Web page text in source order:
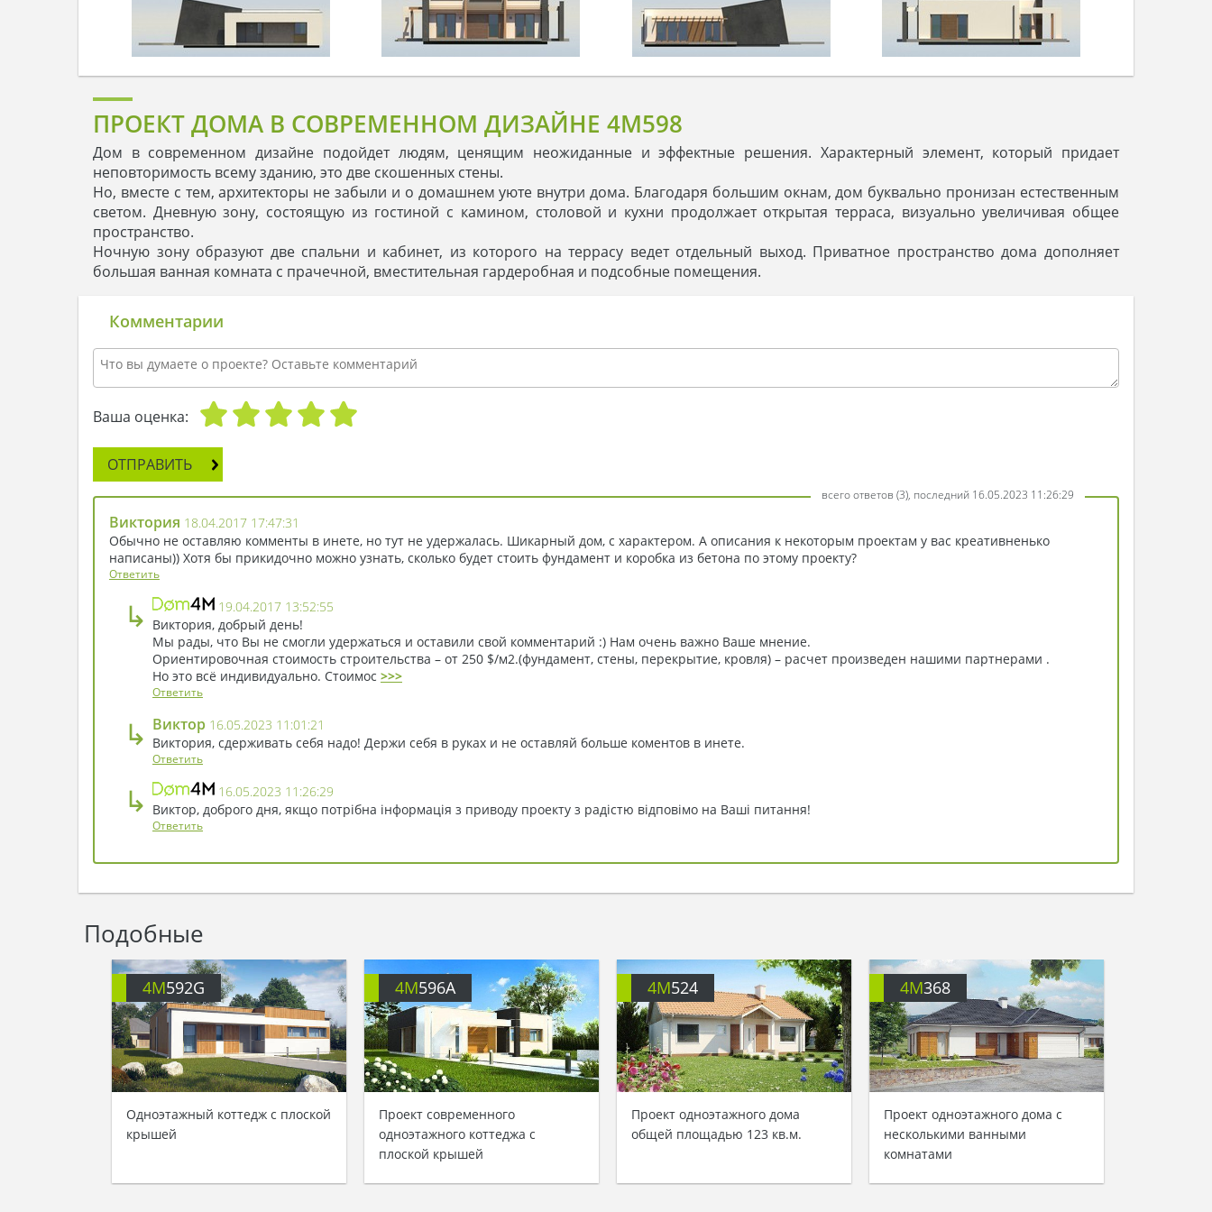
ПРОЕКТ ДОМА В СОВРЕМЕННОМ ДИЗАЙНЕ 4M598
Дом в современном дизайне подойдет людям, ценящим неожиданные и эффектные решения. Характерный элемент, который придает
неповторимость всему зданию, это две скошенных стены.
Но, вместе с тем, архитекторы не забыли и о домашнем уюте внутри дома. Благодаря большим окнам, дом буквально пронизан естественным
светом. Дневную зону, состоящую из гостиной с камином, столовой и кухни продолжает открытая терраса, визуально увеличивая общее
пространство.
Ночную зону образуют две спальни и кабинет, из которого на террасу ведет отдельный выход. Приватное пространство дома дополняет
большая ванная комната с прачечной, вместительная гардеробная и подсобные помещения.
Комментарии
Ваша оценка:
ОТПРАВИТЬ
всего ответов (3), последний 16.05.2023 11:26:29
Виктория 18.04.2017 17:47:31
Обычно не оставляю комменты в инете, но тут не удержалась. Шикарный дом, с характером. А описания к некоторым проектам у вас креативненько
написаны)) Хотя бы прикидочно можно узнать, сколько будет стоить фундамент и коробка из бетона по этому проекту?
Ответить
↳
19.04.2017 13:52:55
Виктория, добрый день!
Мы рады, что Вы не смогли удержаться и оставили свой комментарий :) Нам очень важно Ваше мнение.
Ориентировочная стоимость строительства – от 250 $/м2.(фундамент, стены, перекрытие, кровля) – расчет произведен нашими партнерами .
Но это всё индивидуально. Стоимос >>>
Ответить
↳ Виктор 16.05.2023 11:01:21
Виктория, сдерживать себя надо! Держи себя в руках и не оставляй больше коментов в инете.
Ответить
↳
16.05.2023 11:26:29
Виктор, доброго дня, якщо потрібна інформація з приводу проекту з радістю відповімо на Ваші питання!
Ответить
Подобные
4M592G
Одноэтажный коттедж с плоской
крышей
4M596A
Проект современного
одноэтажного коттеджа с
плоской крышей
4M524
Проект одноэтажного дома
общей площадью 123 кв.м.
4M368
Проект одноэтажного дома с
несколькими ванными
комнатами